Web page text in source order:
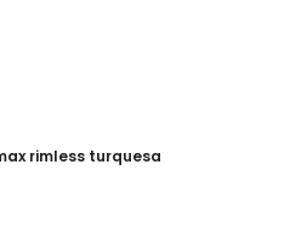
rimless turquesa